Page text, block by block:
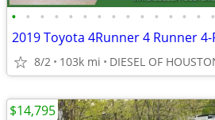
• • • • • • • • • • • • • • •
8/2 103k mi DIESEL OF
$14,795